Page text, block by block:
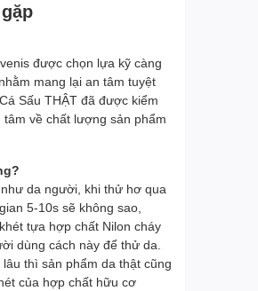
được chọn lựa kỹ càng
mang lại an tâm tuyệt
Sấu THẬT đã được kiểm
về chất lượng sản phẩm
da người, khi thử hơ qua
5-10s sẽ không sao,
tựa hợp chất Nilon cháy
dùng cách này để thử da.
thì sản phẩm da thật cũng
của hợp chất hữu cơ